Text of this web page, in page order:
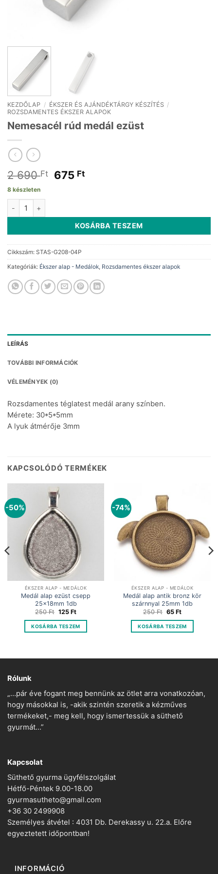
KEZDŐLAP / ÉKSZER ÉS AJÁNDÉKTÁRGY KÉSZÍTÉS /
ROZSDAMENTES ÉKSZER ALAPOK
Nemesacél rúd medál ezüst
2 690Ft
Original
690 Ft.
675 FtCurrent
8 készleten
KOSÁRBA TESZEM
Cikkszám: STAS-G208-04P
Kategóriák: Ékszer alap - Medálok Rozsdamentes ékszer alapok
LEÍRÁS
TOVÁBBI INFORMÁCIÓK
VÉLEMÉNYEK (0)
Rozsdamentes téglatest medál arany színben.
Mérete: 30*5*5mm
A lyuk átmérője 3mm
KAPCSOLÓDÓ TERMÉKEK
-50%
ÉKSZER ALAP - MEDÁLOK
Medál alap ezüst csepp
25x18mm 1db
250Ft Original
was:
250 Ft.
125 FtCurrent
is:
125 Ft.
KOSÁRBA TESZEM
-74%
ÉKSZER ALAP - MEDÁLOK
Medál alap antik bronz kör
szárnnyal 25mm 1db
250Ft Original
was:
250 Ft.
65 FtCurrent
is:
65 Ft.
KOSÁRBA TESZEM
Rólunk
„…pár éve fogant meg bennünk az ötlet arra vonatkozóan,
hogy másokkal is, -akik szintén szeretik a kézműves
termékeket,- meg kell, hogy ismertessük a süthető
gyurmát…”
Kapcsolat
Süthető gyurma ügyfélszolgálat
Hétfő-Péntek 9.00-18.00
gyurmasutheto@gmail.com
+36 30 2499908
Személyes átvétel : 4031 Db. Derekassy u. 22.a. Előre
egyeztetett időpontban!
INFORMÁCIÓ